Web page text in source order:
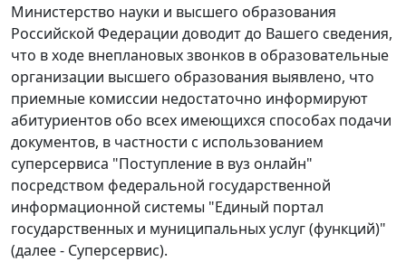
Министерство науки и высшего образования
Российской Федерации доводит до Вашего сведения,
что в ходе внеплановых звонков в образовательные
организации высшего образования выявлено, что
приемные комиссии недостаточно информируют
абитуриентов обо всех имеющихся способах подачи
документов, в частности с использованием
суперсервиса "Поступление в вуз онлайн"
посредством федеральной государственной
информационной системы "Единый портал
государственных и муниципальных услуг (функций)"
(далее - Суперсервис).